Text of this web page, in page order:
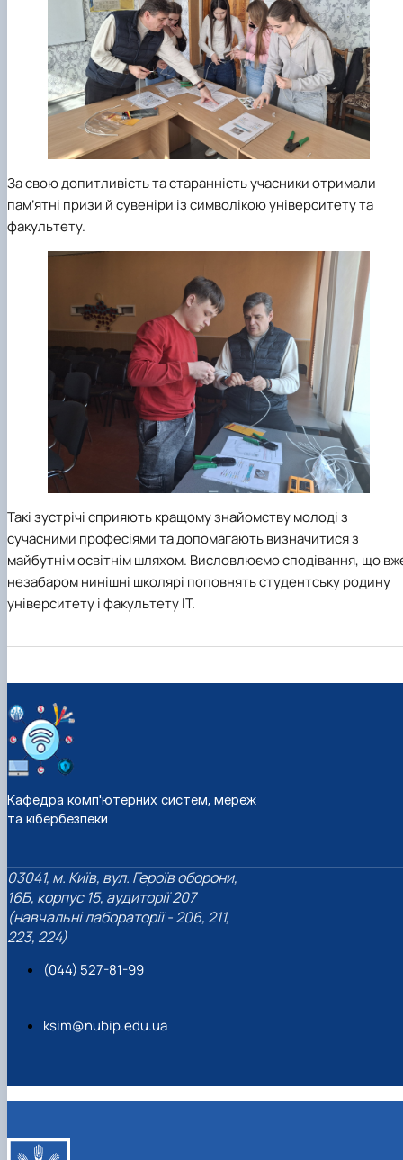
За свою допитливість та старанність учасники отримали
пам’ятні призи й сувеніри із символікою університету та
факультету.
Такі зустрічі сприяють кращому знайомству молоді з
сучасними професіями та допомагають визначитися з
майбутнім освітнім шляхом. Висловлюємо сподівання, що
незабаром нинішні школярі поповнять студентську родину
університету і факультету ІТ.
Кафедра комп'ютерних систем, мереж
та кібербезпеки
03041, м. Київ, вул. Героїв оборони,
16Б, корпус 15, аудиторії 207
(навчальні лабораторії - 206, 211,
223, 224)
(044) 527-81-99
ksim@nubip.edu.ua